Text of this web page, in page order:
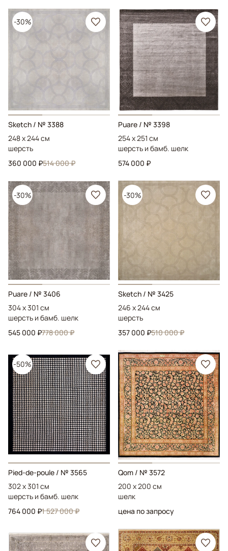
-30%
Sketch / № 3388
248 x 244 см
шерсть
360 000 ₽514 000 ₽
Puare / № 3398
254 x 251 см
шерсть и бамб. шелк
574 000 ₽
-30%
Puare / № 3406
304 x 301 см
шерсть и бамб. шелк
545 000 ₽778 000 ₽
-30%
Sketch / № 3425
246 x 244 см
шерсть
357 000 ₽510 000 ₽
-50%
Pied-de-poule / № 3565
302 x 301 см
шерсть и бамб. шелк
764 000 ₽1 527 000 ₽
Qom / № 3572
200 x 200 см
шелк
цена по запросу